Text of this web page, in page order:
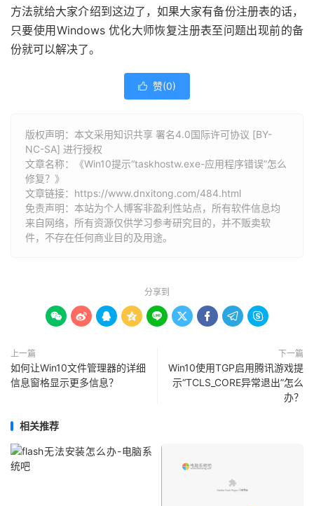
方法就给大家介绍到这边了，如果大家有备份注册表的话，
只要使用Windows 优化大师恢复注册表至问题出现前的备
份就可以解决了。
 赞(0)
版权声明：本文采用知识共享 署名4.0国际许可协议 [BY-
NC-SA] 进行授权
文章名称：《Win10提示“taskhostw.exe-应用程序错误”怎么
修复？》
文章链接： https://www.dnxitong.com/484.html
免责声明：本站为个人博客非盈利性站点，所有软件信息均
来自网络，所有资源仅供学习参考研究目的，并不贩卖软
件，不存在任何商业目的及用途。
分享到
        
上一篇
如何让Win10文件管理器的详细
信息窗格显示更多信息？
下一篇
Win10使用TGP启用腾讯游戏提
示“TCLS_CORE异常退出”怎么
办？
相关推荐